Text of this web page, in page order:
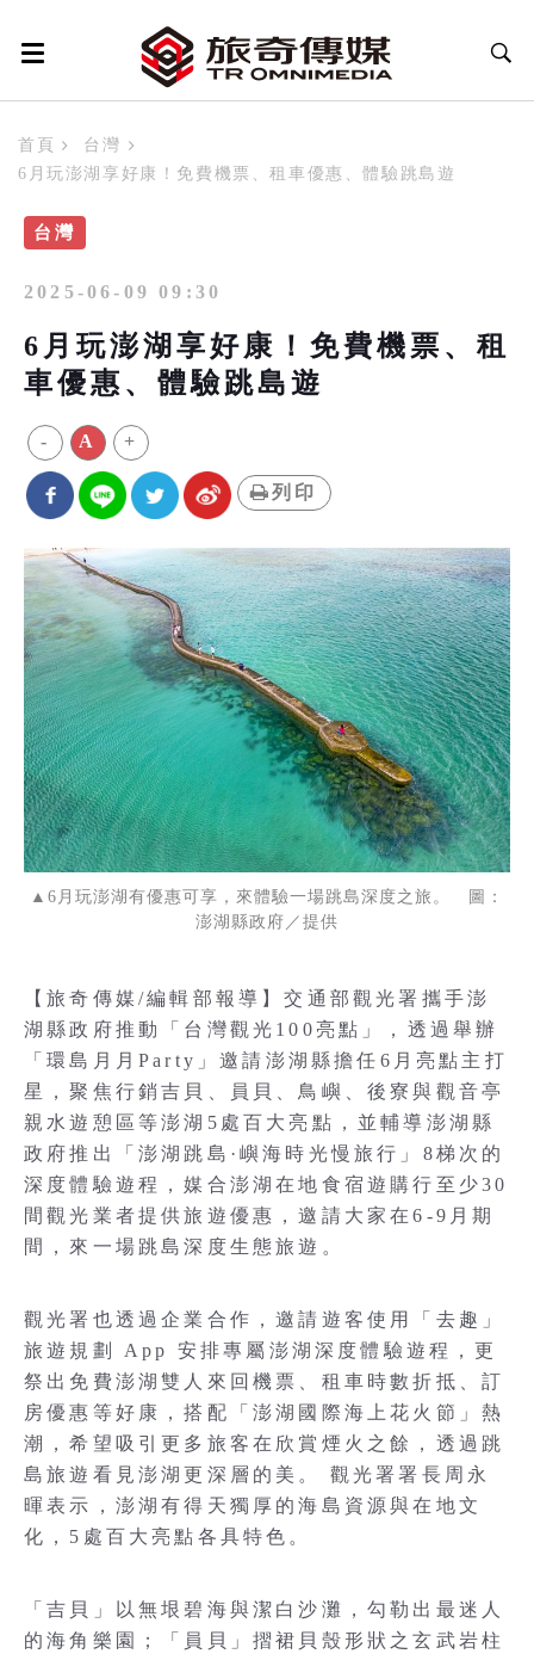
首頁
台灣
6月玩澎湖享好康！免費機票、租車優惠、體驗跳島遊
台灣
2025-06-09 09:30
6月玩澎湖享好康！免費機票、租
車優惠、體驗跳島遊
- A +
列印
▲6月玩澎湖有優惠可享，來體驗一場跳島深度之旅。 圖：
澎湖縣政府／提供
【旅奇傳媒/編輯部報導】交通部觀光署攜手澎
湖縣政府推動「台灣觀光100亮點」，透過舉辦
「環島月月Party」邀請澎湖縣擔任6月亮點主打
星，聚焦行銷吉貝、員貝、鳥嶼、後寮與觀音亭
親水遊憩區等澎湖5處百大亮點，並輔導澎湖縣
政府推出「澎湖跳島·嶼海時光慢旅行」8梯次的
深度體驗遊程，媒合澎湖在地食宿遊購行至少30
間觀光業者提供旅遊優惠，邀請大家在6-9月期
間，來一場跳島深度生態旅遊。
觀光署也透過企業合作，邀請遊客使用「去趣」
旅遊規劃 App 安排專屬澎湖深度體驗遊程，更
祭出免費澎湖雙人來回機票、租車時數折抵、訂
房優惠等好康，搭配「澎湖國際海上花火節」熱
潮，希望吸引更多旅客在欣賞煙火之餘，透過跳
島旅遊看見澎湖更深層的美。 觀光署署長周永
暉表示，澎湖有得天獨厚的海島資源與在地文
化，5處百大亮點各具特色。
「吉貝」以無垠碧海與潔白沙灘，勾勒出最迷人
的海角樂園；「員貝」摺裙貝殼形狀之玄武岩柱